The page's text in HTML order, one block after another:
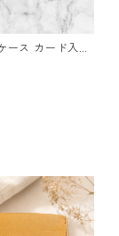
ース カード入れ
小銭入れ パー
ー 革財布 ハン